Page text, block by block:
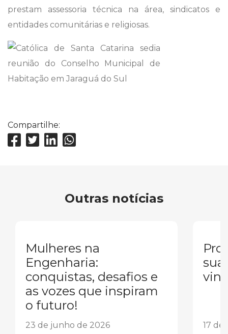
prestam assessoria técnica na área, sindicatos e
entidades comunitárias e religiosas.
Compartilhe:
Outras notícias
Mulheres na
Engenharia:
conquistas, desafios e
as vozes que inspiram
o futuro!
23 de junho de 2026
sua
17 de